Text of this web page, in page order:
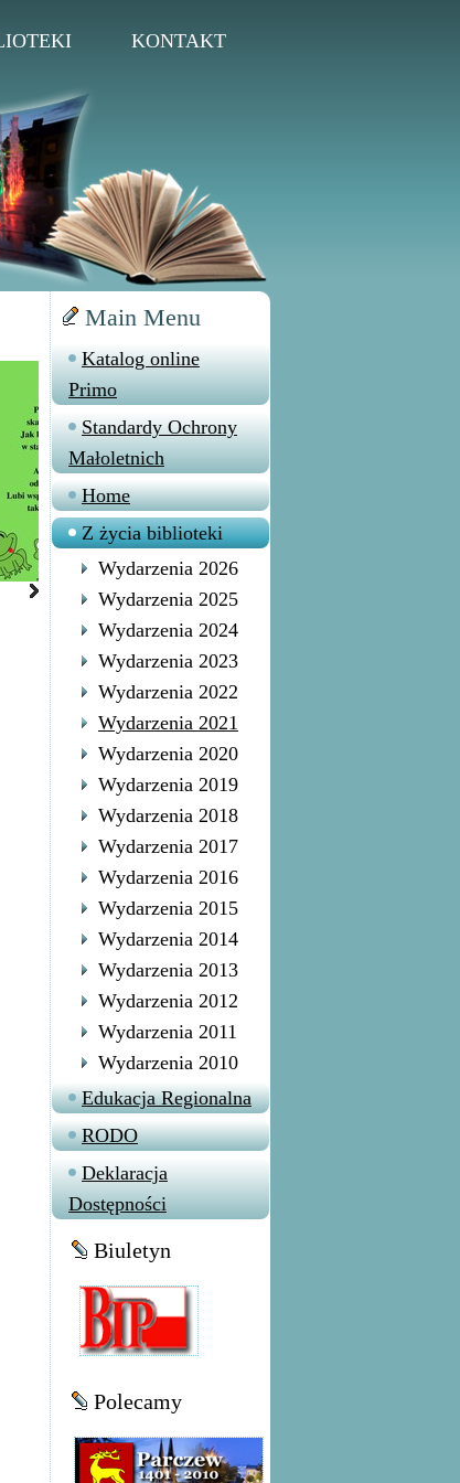
KONTAKT
Main Menu
Katalog online
Primo
Standardy Ochrony
Małoletnich
Home
Z życia biblioteki
Wydarzenia 2026
Wydarzenia 2025
Wydarzenia 2024
Wydarzenia 2023
Wydarzenia 2022
Wydarzenia 2021
Wydarzenia 2020
Wydarzenia 2019
Wydarzenia 2018
Wydarzenia 2017
Wydarzenia 2016
Wydarzenia 2015
Wydarzenia 2014
Wydarzenia 2013
Wydarzenia 2012
Wydarzenia 2011
Wydarzenia 2010
Edukacja Regionalna
RODO
Deklaracja
Dostępności
Biuletyn
Polecamy